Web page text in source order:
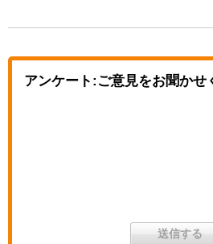
アンケート:ご意見をお聞かせ